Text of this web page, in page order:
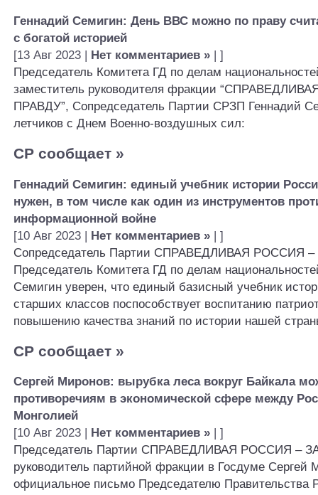
Геннадий Семигин: День ВВС можно по праву
с богатой историей
[13 Авг 2023 | Нет комментариев » | ]
Председатель Комитета ГД по делам
заместитель руководителя фракции
ПРАВДУ”, Сопредседатель Партии СРЗП Геннадий
летчиков с Днем Военно-воздушных сил:
СР сообщает »
Геннадий Семигин: единый учебник истории
нужен, в том числе как один из инструментов
информационной войне
[10 Авг 2023 | Нет комментариев » | ]
Сопредседатель Партии СПРАВЕДЛИВАЯ РОССИЯ
Председатель Комитета ГД по делам
Семигин уверен, что единый базисный учебник
старших классов поспособствует воспитанию
повышению качества знаний по истории нашей
СР сообщает »
Сергей Миронов: вырубка леса вокруг Байкала
противоречиям в экономической сфере между
Монголией
[10 Авг 2023 | Нет комментариев » | ]
Председатель Партии СПРАВЕДЛИВАЯ РОССИЯ –
руководитель партийной фракции в Госдуме Сергей
официальное письмо Председателю Правительства